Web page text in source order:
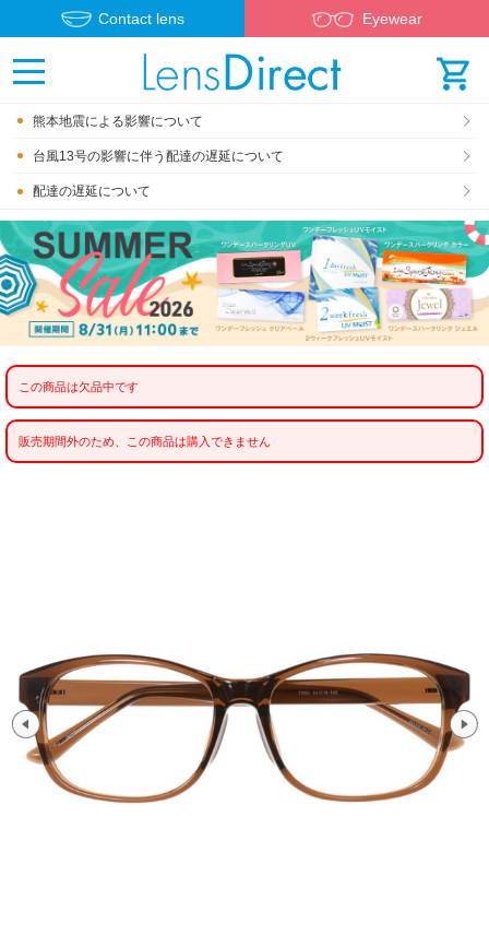
Contact lens Eyewear
熊本地震による影響について
台風13号の影響に伴う配達の遅延について
配達の遅延について
この商品は欠品中です
販売期間外のため、この商品は購入できません